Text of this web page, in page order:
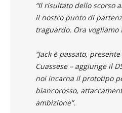
“Il risultato dello scorso
il nostro punto di
traguardo. Ora vogliamo
“Jack è passato,
Cuassese – aggiunge il
noi incarna il prototipo
biancorosso,
ambizione”.